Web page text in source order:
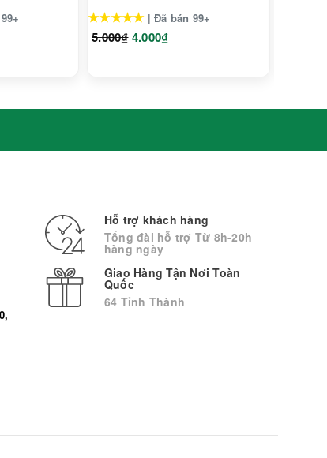
★★★★★ | Đã bán 99+
5.000₫ 4.000₫
Hỗ trợ khách hàng
Tổng đài hỗ trợ Từ 8h-20h
hàng ngày
Giao Hàng Tận Nơi Toàn
Quốc
64 Tỉnh Thành